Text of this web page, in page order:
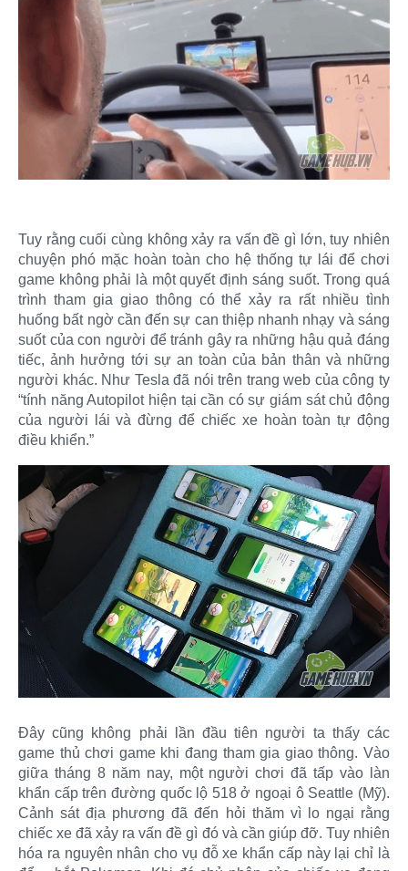
Tuy rằng cuối cùng không xảy ra vấn đề gì lớn, tuy nhiên
chuyện phó mặc hoàn toàn cho hệ thống tự lái để chơi
game không phải là một quyết định sáng suốt. Trong quá
trình tham gia giao thông có thể xảy ra rất nhiều tình
huống bất ngờ cần đến sự can thiệp nhanh nhạy và sáng
suốt của con người để tránh gây ra những hậu quả đáng
tiếc, ảnh hưởng tới sự an toàn của bản thân và những
người khác. Như Tesla đã nói trên trang web của công ty
“tính năng Autopilot hiện tại cần có sự giám sát chủ động
của người lái và đừng để chiếc xe hoàn toàn tự động
điều khiển.”​
Đây cũng không phải lần đầu tiên người ta thấy các
game thủ chơi game khi đang tham gia giao thông. Vào
giữa tháng 8 năm nay, một người chơi đã tấp vào làn
khẩn cấp trên đường quốc lộ 518 ở ngoại ô Seattle (Mỹ).
Cảnh sát địa phương đã đến hỏi thăm vì lo ngại rằng
chiếc xe đã xảy ra vấn đề gì đó và cần giúp đỡ. Tuy nhiên
hóa ra nguyên nhân cho vụ đỗ xe khẩn cấp này lại chỉ là